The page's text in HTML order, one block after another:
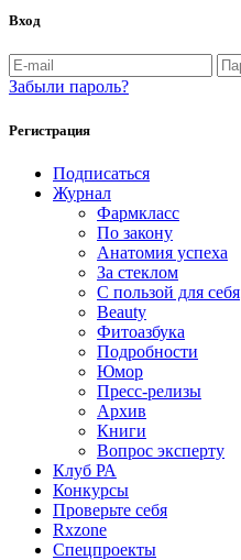
Вход
Забыли пароль?
Регистрация
Подписаться
Журнал
Фармкласс
По закону
Анатомия успеха
За стеклом
С пользой для себя
Beauty
Фитоазбука
Подробности
Юмор
Пресс-релизы
Архив
Книги
Вопрос эксперту
Клуб РА
Конкурсы
Проверьте себя
Rxzone
Спецпроекты